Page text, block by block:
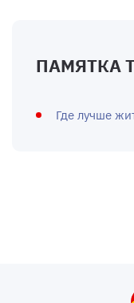
ПАМЯТКА
Где лучше